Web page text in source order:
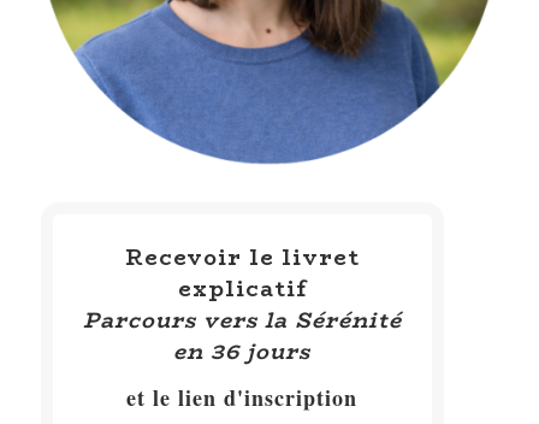
Recevoir le livret
explicatif
Parcours vers la Sérénité
en 36 jours
et le lien d'inscription